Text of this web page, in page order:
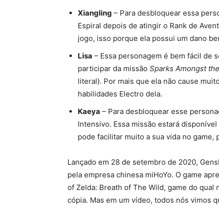
Xiangling – Para desbloquear essa
Espiral depois de atingir o Rank de
jogo, isso porque ela possui um dano
Lisa – Essa personagem é bem fácil de
participar da missão Sparks Amongst
literal). Por mais que ela não cause
habilidades Electro dela.
Kaeya – Para desbloquear esse
Intensivo. Essa missão estará
pode facilitar muito a sua vida no
Lançado em 28 de setembro de 2020,
pela empresa chinesa miHoYo. O game
of Zelda: Breath of The Wild, game do qual
cópia. Mas em um vídeo, todos nós vimos